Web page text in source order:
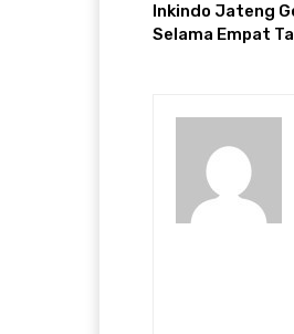
Inkindo Jateng
Selama Empat